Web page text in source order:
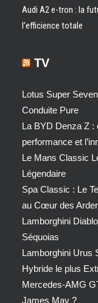
Audi A2 e-tron : la
l’efficience totale
TV
Lotus Super
Conduite Pure
La BYD Denza Z :
performance et
Le Mans Classic
Légendaire
Spa Classic : Le
au Cœur des
Lamborghini
Séquoias
Lamborghini Urus
Hybride le plus
Mercedes-AMG
James May ?